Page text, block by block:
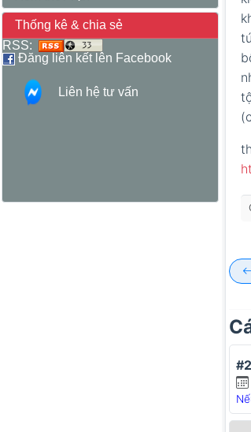
Thống kê & chia sẻ
RSS:
Đăng liên kết lên Facebook
Liên hệ tư vấn